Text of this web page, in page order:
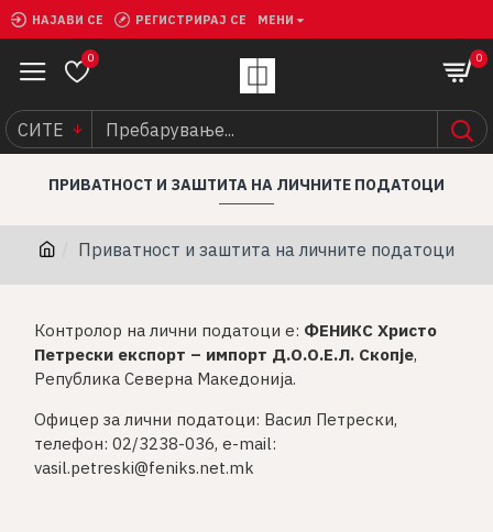
НАЈАВИ СЕ РЕГИСТРИРАЈ СЕ МЕНИ
0 0
СИТЕ
Приватност и заштита на личните податоци
ПРИВАТНОСТ И ЗАШТИТА НА ЛИЧНИТЕ ПОДАТОЦИ
Контролор на лични податоци е: ФЕНИКС Христо
Петрески експорт – импорт Д.О.О.Е.Л. Скопје,
Република Северна Македонија.
Офицер за лични податоци: Васил Петрески,
телефон: 02/3238-036, e-mail:
vasil.petreski@feniks.net.mk